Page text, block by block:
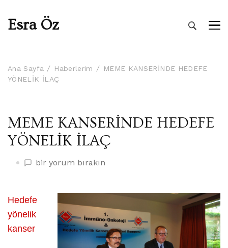
Esra Öz
Ana Sayfa Haberlerim
MEME KANSERİNDE HEDEFE
YÖNELİK İLAÇ
MEME KANSERİNDE HEDEFE
YÖNELİK İLAÇ
MEME
YÖNELİK
İLAÇ
üzerine
bir yorum bırakın
Hedefe
yönelik
kanser